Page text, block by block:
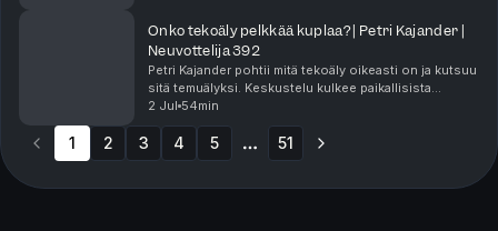
Onko tekoäly pelkkää kuplaa? | Petri Kajander |
Neuvottelija 392
Petri Kajander pohtii mitä tekoäly oikeasti on ja kutsuu
sitä temuälyksi. Keskustelu kulkee paikallisista
kielimalleista ja agenttisesta koodauksesta tilien
yllättäviin porttikieltoihin ja tietoturvan...
2 Jul 54min
1 2 3 4 5 51